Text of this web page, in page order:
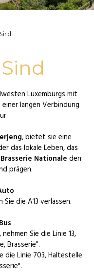
Luxemburgs mit
langen Verbindung
, bietet sie eine
das lokale Leben, das
Brasserie Nationaleden
prägen.
die A13 verlassen.
, nehmen Sie die Linie 13,
Brasserie".
die Linie 703, Haltestelle